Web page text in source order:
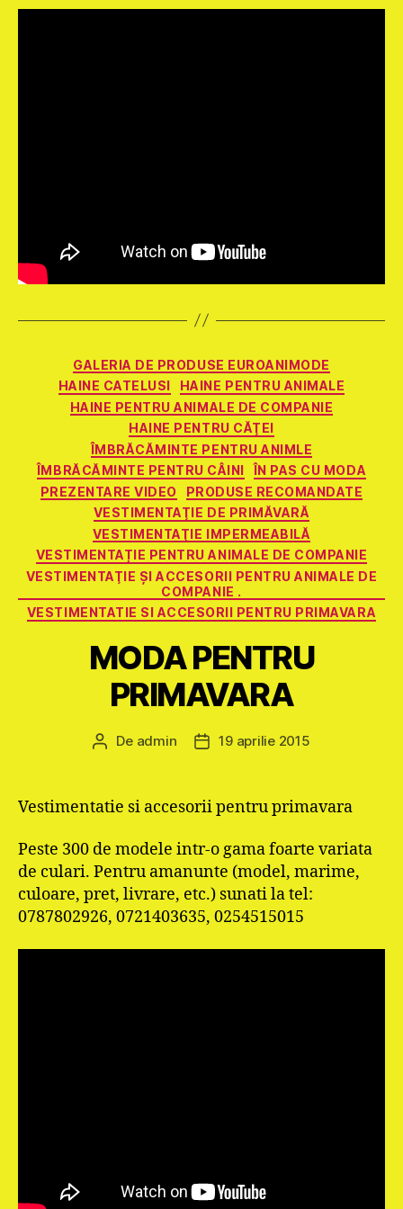
Categorii
GALERIA DE PRODUSE EUROANIMODE
HAINE CATELUSI
HAINE PENTRU ANIMALE
HAINE PENTRU ANIMALE DE COMPANIE
HAINE PENTRU CĂŢEI
ÎMBRĂCĂMINTE PENTRU ANIMLE
ÎMBRĂCĂMINTE PENTRU CÂINI
ÎN PAS CU MODA
PREZENTARE VIDEO
PRODUSE RECOMANDATE
VESTIMENTAŢIE DE PRIMĂVARĂ
VESTIMENTAŢIE IMPERMEABILĂ
VESTIMENTAȚIE PENTRU ANIMALE DE COMPANIE
VESTIMENTAŢIE ŞI ACCESORII PENTRU ANIMALE DE
COMPANIE .
VESTIMENTATIE SI ACCESORII PENTRU PRIMAVARA
MODA PENTRU
PRIMAVARA
Autor
De admin
Dată19 aprilie 2015
Vestimentatie si accesorii pentru primavara
Peste 300 de modele intr-o gama foarte variata
de culari. Pentru amanunte (model, marime,
culoare, pret, livrare, etc.) sunati la tel:
0787802926, 0721403635, 0254515015